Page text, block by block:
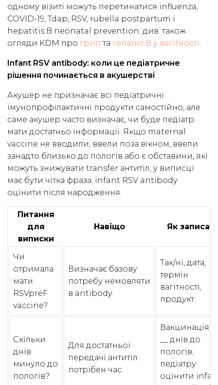
одному візиті можуть перетинатися influenza,
COVID-19, Tdap, RSV, rubella postpartum і
hepatitis B neonatal prevention; див. також
огляди KDM про грип та гепатит B у вагітності.
Infant RSV antibody: коли це педіатричне
рішення починається в акушерстві
Акушер не призначає всі педіатричні
імунопрофілактичні продукти самостійно, але
саме акушер часто визначає, чи буде педіатр
мати достатньо інформації. Якщо maternal
vaccine не вводили, ввели поза вікном, ввели
занадто близько до пологів або є обставини, які
можуть знижувати transfer антитіл, у виписці
має бути чітка фраза: infant RSV antibody
оцінити після народження.
Питання
для
виписки
Навіщо Як
Чи
отримала
мати
RSVpreF
vaccine?
Визначає базову
потребу немовляти
в antibody.
Так/ні, дата,
термін
вагітності,
продукт.
Скільки
днів
минуло до
пологів?
Для достатньої
передачі антитіл
потрібен час.
Вакцинація
__ днів до
пологів;
педіатру
оцінити